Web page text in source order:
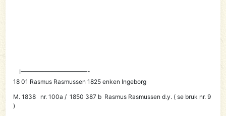
I———————————-
18 01 Rasmus Rasmussen 1825 enken Ingeborg
M. 1838 nr. 100a / 1850 387 b Rasmus Rasmussen d.y. ( se bruk nr. 9
)